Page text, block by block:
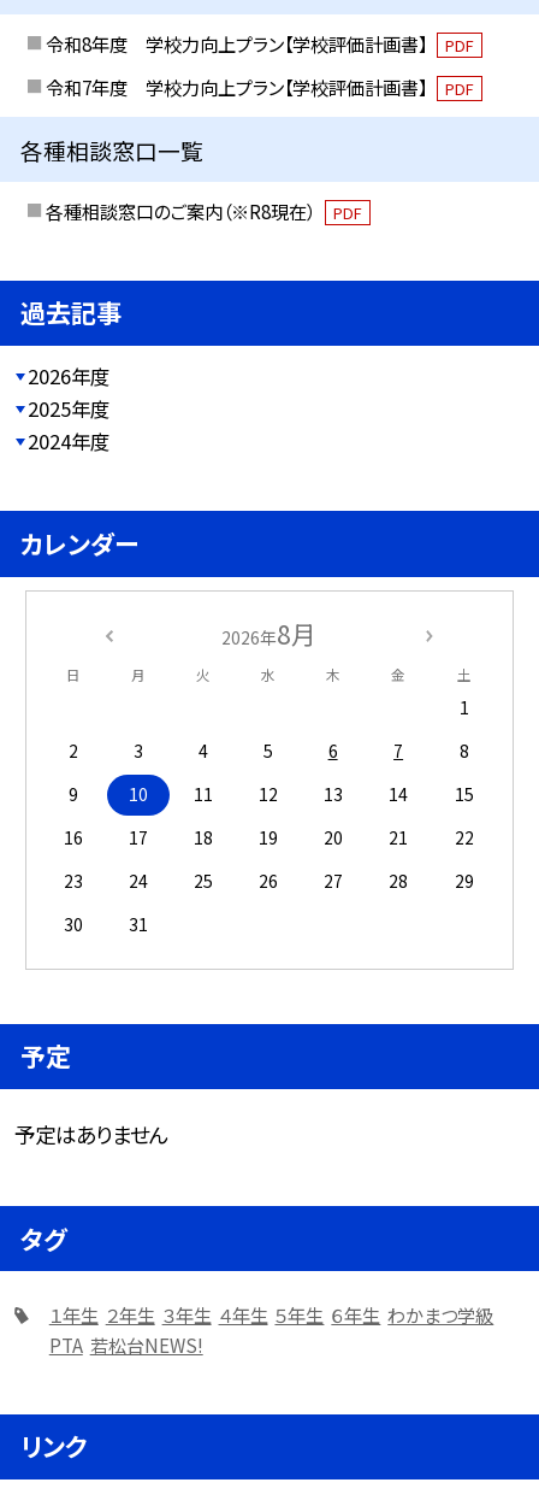
令和8年度 学校力向上プラン【学校評価計画書】 PDF
令和7年度 学校力向上プラン【学校評価計画書】 PDF
各種相談窓口一覧
各種相談窓口のご案内（※R8現在） PDF
過去記事
2026年度
2025年度
2024年度
カレンダー
2026年8月
日 月 火 水 木 金 土
1
2
3 4 5 6 7
8
9
10 11 12 13 14
15
16
17 18 19 20 21
22
23
24 25 26 27 28
29
30
31
予定
予定はありません
タグ
１年生 ２年生 ３年生 ４年生 ５年生 ６年生 わかまつ学級
PTA 若松台NEWS!
リンク